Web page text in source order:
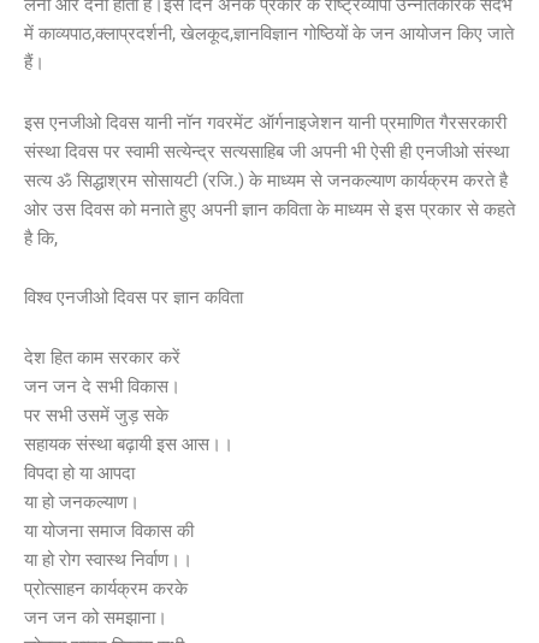
लेना और देना होता है।इस दिन अनेक प्रकार के राष्ट्रव्यापी उन्नतिकारक संदर्भ
में काव्यपाठ,क्लाप्रदर्शनी, खेलकूद,ज्ञानविज्ञान गोष्ठियों के जन आयोजन किए जाते
हैं।
इस एनजीओ दिवस यानी नॉन गवरमेंट ऑर्गनाइजेशन यानी प्रमाणित गैरसरकारी
संस्था दिवस पर स्वामी सत्येन्द्र सत्यसाहिब जी अपनी भी ऐसी ही एनजीओ संस्था
सत्य ॐ सिद्धाश्रम सोसायटी (रजि.) के माध्यम से जनकल्याण कार्यक्रम करते है
ओर उस दिवस को मनाते हुए अपनी ज्ञान कविता के माध्यम से इस प्रकार से कहते
है कि,
विश्व एनजीओ दिवस पर ज्ञान कविता
देश हित काम सरकार करें
जन जन दे सभी विकास।
पर सभी उसमें जुड़ सके
सहायक संस्था बढ़ायी इस आस।।
विपदा हो या आपदा
या हो जनकल्याण।
या योजना समाज विकास की
या हो रोग स्वास्थ निर्वाण।।
प्रोत्साहन कार्यक्रम करके
जन जन को समझाना।